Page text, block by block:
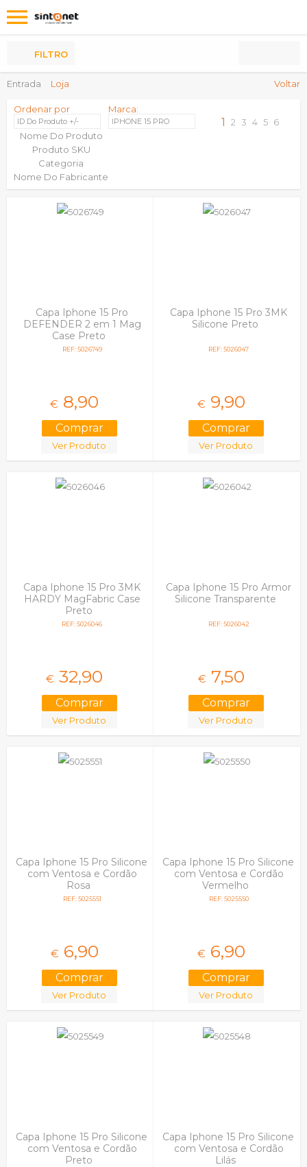
Entrada Loja Voltar
FILTRO
Ordenar por
ID Do Produto +/-
Nome Do Produto
Produto SKU
Categoria
Nome Do Fabricante
Marca:
IPHONE 15 PRO 1 2 3 4 5 6
Capa Iphone 15 Pro
DEFENDER 2 em 1 Mag
Case Preto
REF: 5026749
€ 8,90
Ver Produto
Capa Iphone 15 Pro 3MK
Silicone Preto
REF: 5026047
€ 9,90
Ver Produto
Capa Iphone 15 Pro 3MK
HARDY MagFabric Case
Preto
REF: 5026046
€ 32,90
Ver Produto
Capa Iphone 15 Pro Armor
Silicone Transparente
REF: 5026042
€ 7,50
Ver Produto
Capa Iphone 15 Pro Silicone
com Ventosa e Cordão
Rosa
REF: 5025551
€ 6,90
Ver Produto
Capa Iphone 15 Pro Silicone
com Ventosa e Cordão
Vermelho
REF: 5025550
€ 6,90
Ver Produto
Capa Iphone 15 Pro Silicone
com Ventosa e Cordão
Preto
Capa Iphone 15 Pro Silicone
com Ventosa e Cordão
Lilás